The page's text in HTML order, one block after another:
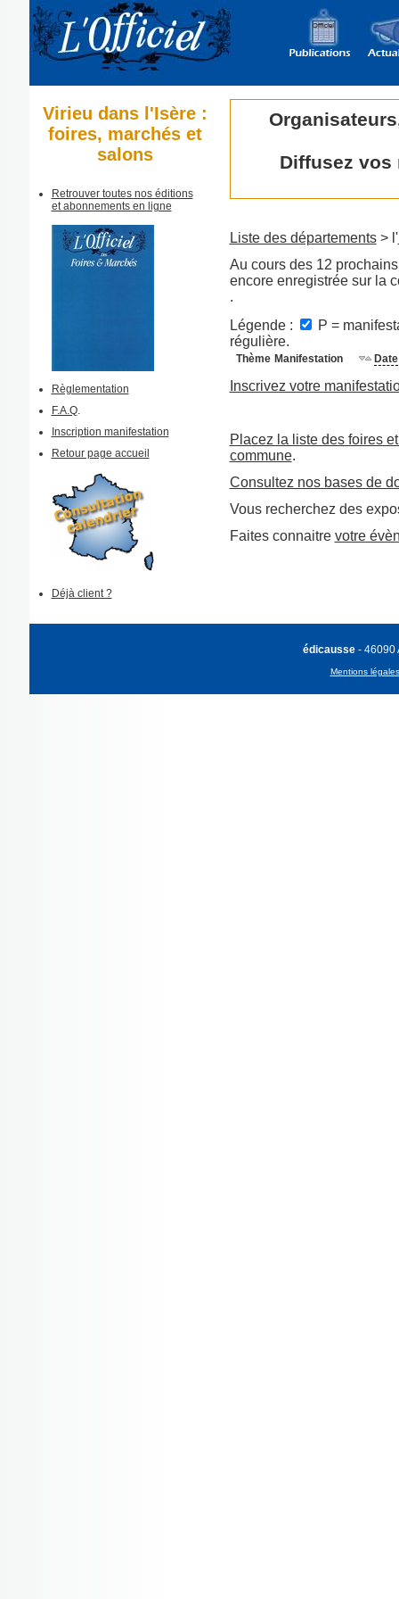
Virieu dans l'Isère :
foires, marchés et
salons
Retrouver toutes nos éditions
et abonnements en ligne
Règlementation
F.A.Q.
Inscription manifestation
Retour page accueil
Déjà client ?
Diffusez vos
Liste des départements> l'
Au cours des 12
encore enregistrée sur la
.
Légende :
P =
régulière.
Thème Manifestation Date
Inscrivez votre
Placez la liste des foires
commune.
Consultez nos bases de
Vous recherchez des
Faites connaitre votre
édicausse - 46090
Mentions légales